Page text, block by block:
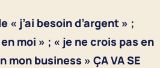
« j’ai besoin d’argent » ;
moi » ; « je ne crois pas en
business » ÇA VA SE